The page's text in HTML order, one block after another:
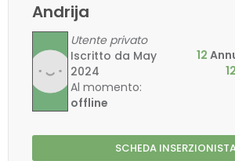
Andrija
Utente privato
Iscritto da May
2024
Al momento:
offline
12
SCHEDA